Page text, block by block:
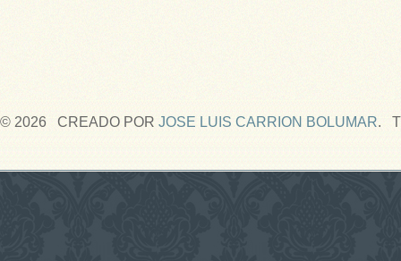
© 2026 CREADO POR JOSE LUIS CARRION BOLUMAR.